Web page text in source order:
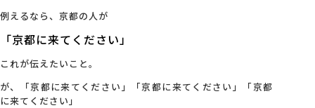
例えるなら、京都の人が
「京都に来てください」
これが伝えたいこと。
が、「京都に来てください」「京都に来てください」「京都
に来てください」